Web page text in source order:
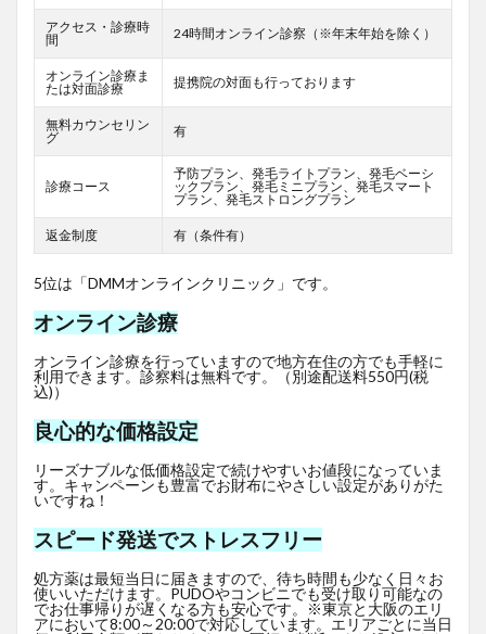
アクセス・診療時
間
24時間オンライン診察（※年末年始を除く）
オンライン診療ま
たは対面診療
提携院の対面も行っております
無料カウンセリン
グ
有
診療コース
予防プラン、発毛ライトプラン、発毛ベーシ
ックプラン、発毛ミニプラン、発毛スマート
プラン、発毛ストロングプラン
返金制度 有（条件有）
5位は「DMMオンラインクリニック」です。
オンライン診療
オンライン診療を行っていますので地方在住の方でも手軽に
利用できます。診察料は無料です。（別途配送料550円(税
込)）
良心的な価格設定
リーズナブルな低価格設定で続けやすいお値段になっていま
す。キャンペーンも豊富でお財布にやさしい設定がありがた
いですね！
スピード発送でストレスフリー
処方薬は最短当日に届きますので、待ち時間も少なく日々お
使いいただけます。PUDOやコンビニでも受け取り可能なの
でお仕事帰りが遅くなる方も安心です。※東京と大阪のエリ
アにおいて8:00～20:00で対応しています。エリアごとに当日